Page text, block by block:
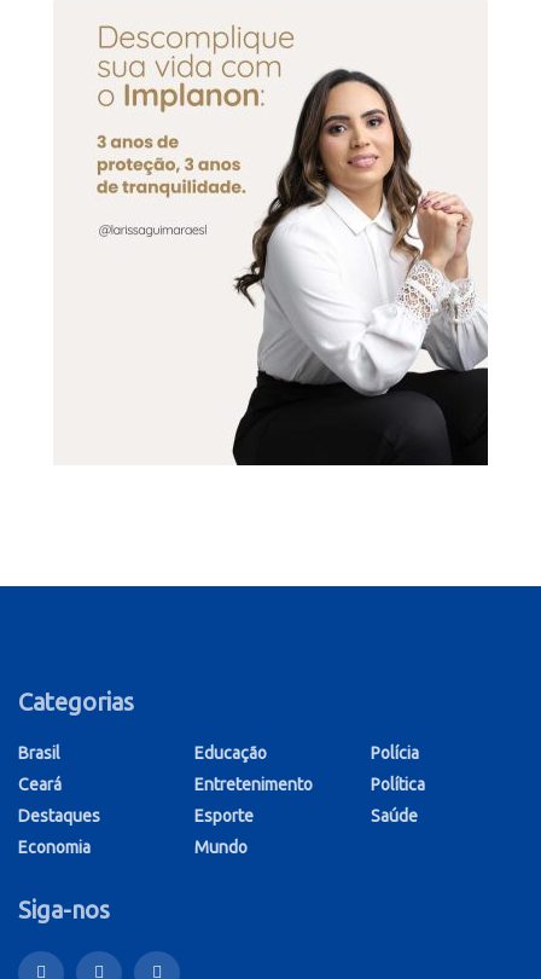
Categorias
Brasil
Ceará
Destaques
Economia
Educação
Entretenimento
Esporte
Mundo
Polícia
Política
Saúde
Siga-nos